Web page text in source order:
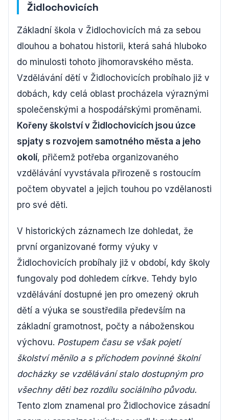
Židlochovicích
Základní škola v Židlochovicích má za sebou
dlouhou a bohatou historii, která sahá hluboko
do minulosti tohoto jihomoravského města.
Vzdělávání dětí v Židlochovicích probíhalo již v
dobách, kdy celá oblast procházela výraznými
společenskými a hospodářskými proměnami.
Kořeny školství v Židlochovicích jsou úzce
spjaty s rozvojem samotného města a jeho
okolí, přičemž potřeba organizovaného
vzdělávání vyvstávala přirozeně s rostoucím
počtem obyvatel a jejich touhou po vzdělanosti
pro své děti.
V historických záznamech lze dohledat, že
první organizované formy výuky v
Židlochovicích probíhaly již v období, kdy školy
fungovaly pod dohledem církve. Tehdy bylo
vzdělávání dostupné jen pro omezený okruh
dětí a výuka se soustředila především na
základní gramotnost, počty a náboženskou
výchovu. Postupem času se však pojetí
školství měnilo a s příchodem povinné školní
docházky se vzdělávání stalo dostupným pro
všechny děti bez rozdílu sociálního původu.
Tento zlom znamenal pro Židlochovice zásadní